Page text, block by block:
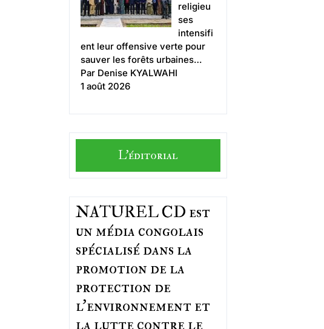
religieu
ses
intensifi
ent leur offensive verte pour
sauver les forêts urbaines…
Par Denise KYALWAHI
1 août 2026
L'éditorial
NATUREL CD est
un média congolais
spécialisé dans la
promotion de la
protection de
l’environnement et
la lutte contre le